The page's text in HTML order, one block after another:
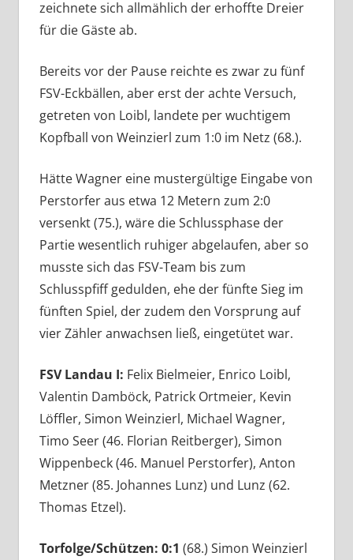
zeichnete sich allmählich der erhoffte Dreier
für die Gäste ab.
Bereits vor der Pause reichte es zwar zu fünf
FSV-Eckbällen, aber erst der achte Versuch,
getreten von Loibl, landete per wuchtigem
Kopfball von Weinzierl zum 1:0 im Netz (68.).
Hätte Wagner eine mustergültige Eingabe von
Perstorfer aus etwa 12 Metern zum 2:0
versenkt (75.), wäre die Schlussphase der
Partie wesentlich ruhiger abgelaufen, aber so
musste sich das FSV-Team bis zum
Schlusspfiff gedulden, ehe der fünfte Sieg im
fünften Spiel, der zudem den Vorsprung auf
vier Zähler anwachsen ließ, eingetütet war.
FSV Landau I: Felix Bielmeier, Enrico Loibl,
Valentin Damböck, Patrick Ortmeier, Kevin
Löffler, Simon Weinzierl, Michael Wagner,
Timo Seer (46. Florian Reitberger), Simon
Wippenbeck (46. Manuel Perstorfer), Anton
Metzner (85. Johannes Lunz) und Lunz (62.
Thomas Etzel).
Torfolge/Schützen: 0:1 (68.) Simon Weinzierl